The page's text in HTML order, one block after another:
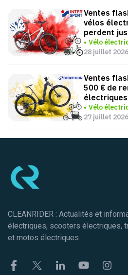
Ventes
vélos
perdent
Vélo
28 juillet 2026
Ventes
500 € de
électriques
Vélo
27 juillet 2026
CLEANRIDER : Actualités et
électriques, scooters électriques,
et motos électriques
FacebookTwitter LinkekinYoutube